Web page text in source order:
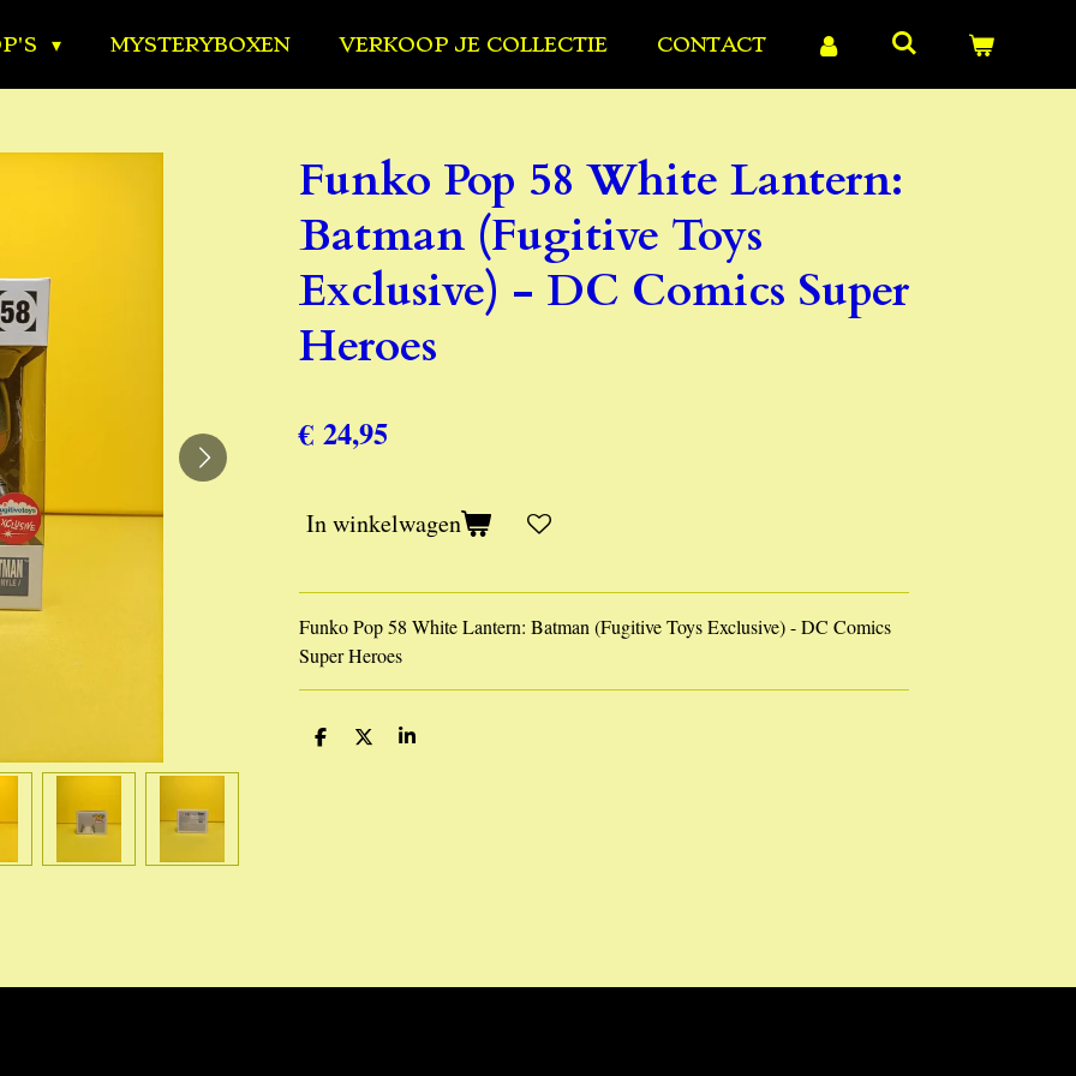
MYSTERYBOXEN VERKOOP JE COLLECTIE CONTACT
Funko Pop 58 White Lantern:
Batman (Fugitive Toys
Exclusive) - DC Comics Super
Heroes
€ 24,95
In winkelwagen
Funko Pop 58 White Lantern: Batman (Fugitive Toys Exclusive) - DC Comics
Super Heroes
D
D
S